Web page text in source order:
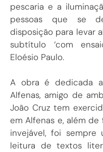
pescaria e a
pessoas que se
disposição para levar
subtítulo ‘com
Eloésio Paulo.
A obra é dedicada
Alfenas, amigo de
João Cruz tem
em Alfenas e, além
invejável, foi sempre
leitura de textos